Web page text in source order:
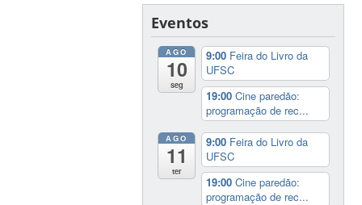
Eventos
AGO
10
seg
9:00 Feira do Livro da
UFSC
19:00Cine paredão:
programação de rec...
AGO
11
ter
9:00 Feira do Livro da
UFSC
19:00Cine paredão:
programação de rec...